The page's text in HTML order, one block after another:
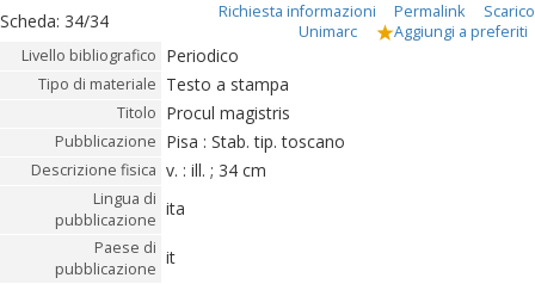
Scheda: 34/34 Richiesta informazioni Permalink
Scarico
Unimarc
Aggiungi a preferiti
Livello bibliografico Periodico
Tipo di materiale Testo a stampa
Titolo Procul magistris
Pubblicazione Pisa : Stab. tip. toscano
Descrizione fisica v. : ill. ; 34 cm
Lingua di
pubblicazione
ita
Paese di
pubblicazione
it